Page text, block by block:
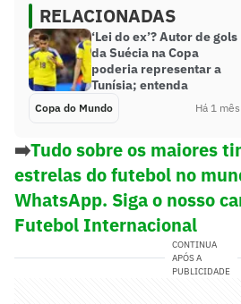
RELACIONADAS
‘Lei do ex’? Autor de gols
da Suécia na Copa
poderia representar a
Tunísia; entenda
Copa do Mundo Há 1 mês
➡️Tudo sobre os maiores
estrelas do futebol no
WhatsApp. Siga o nosso
Futebol Internacional
CONTINUA
APÓS A
PUBLICIDADE